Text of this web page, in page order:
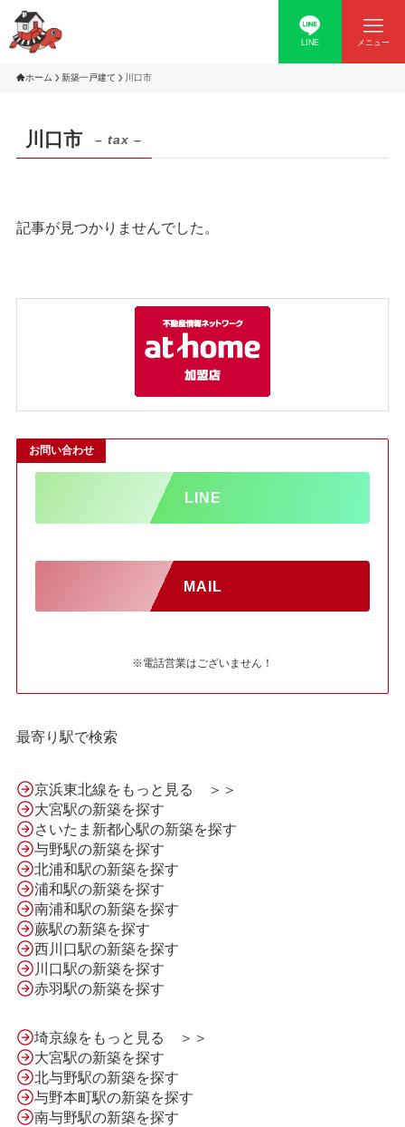
LINE問合せ
LINE メニュー
ホーム 新築一戸建て 川口市
川口市 – tax –
記事が見つかりませんでした。
お問い合わせ
LINE
MAIL
※電話営業はございません！
最寄り駅で検索
京浜東北線をもっと見る ＞＞
大宮駅の新築を探す
さいたま新都心駅の新築を探す
与野駅の新築を探す
北浦和駅の新築を探す
浦和駅の新築を探す
南浦和駅の新築を探す
蕨駅の新築を探す
西川口駅の新築を探す
川口駅の新築を探す
赤羽駅の新築を探す
埼京線をもっと見る ＞＞
大宮駅の新築を探す
北与野駅の新築を探す
与野本町駅の新築を探す
南与野駅の新築を探す